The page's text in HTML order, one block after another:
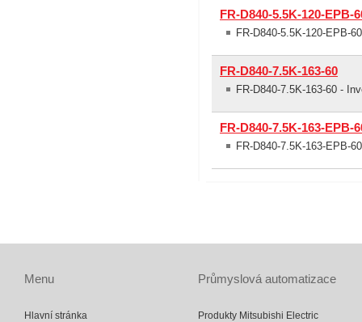
FR-D840-5.5K-120-EPB-
FR-D840-5.5K-120-EPB-
FR-D840-7.5K-163-60
FR-D840-7.5K-163-60 -
FR-D840-7.5K-163-EPB-
FR-D840-7.5K-163-EPB-
Menu
Hlavní stránka
Průmyslová automatizace
Produkty Mitsubishi Electric